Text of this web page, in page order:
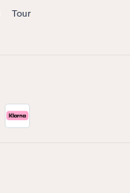
Tour